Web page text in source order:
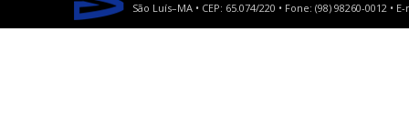
São Luís–MA • CEP: 65.074/220 • Fone: (98) 98260-0012